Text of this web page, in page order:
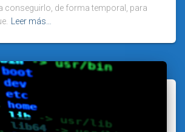
conseguirlo, de forma temporal, para
Leer más…